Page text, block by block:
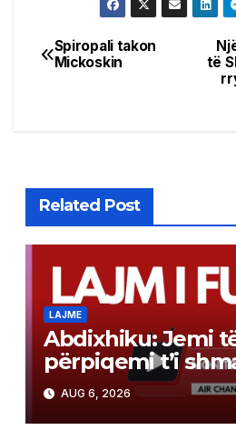
Post
të
Spiropali takon
Mickoskin
Related Post
LAJME
Abdixhiku: Jemi
përpiqemi t’i
zgjedhjet e reja
AUG 6, 2026